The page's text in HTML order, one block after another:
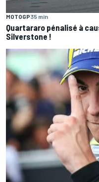
MOTOGP35 min
Quartararo pénalisé à
Silverstone !